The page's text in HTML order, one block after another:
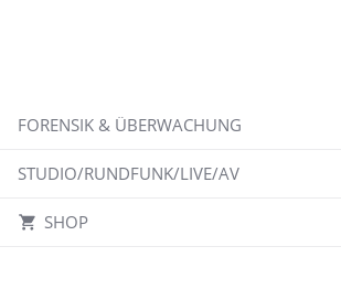
FORENSIK & ÜBERWACHUNG
STUDIO/RUNDFUNK/LIVE/AV
SHOP